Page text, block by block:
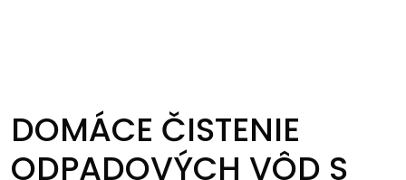
DOMÁCE ČISTENIE
ODPADOVÝCH VÔD S